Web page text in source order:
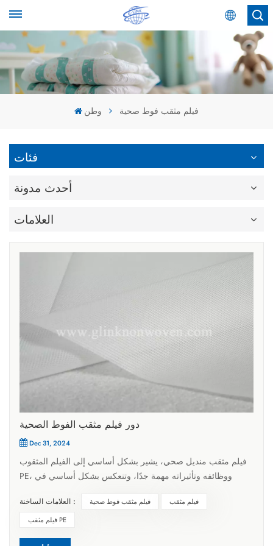
عربي
English
وطن فيلم مثقب فوط صحية
فئات
أحدث مدونة
العلامات
دور فيلم مثقب الفوط الصحية
Dec 31, 2024
فيلم مثقب منديل صحي، يشير بشكل أساسي إلى الفيلم المثقوب
PE، ووظائفه وتأثيراته مهمة جدًا، وتنعكس بشكل أساسي في
فعال. إنه يتكون من طبقة PE ومسام دقيقة مصممة خصيصًا، والتي
يمكنها منع اختراق السائل مع السماح بتدوير الهواء. عندما يتدفق دم
العلامات الساخنة : فيلم مثقب فوط صحية
فيلم مثقب
فيلم مثقب PE